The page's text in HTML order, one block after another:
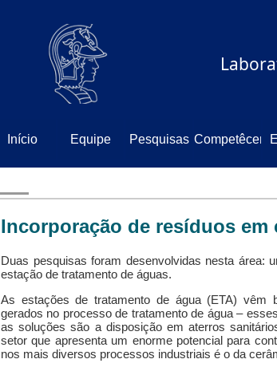
Início Equipe Pesquisas
Incorporação de resíduos em
Duas pesquisas foram desenvolvidas nesta área:
estação de tratamento de águas.
As estações de tratamento de água (ETA) vêm
gerados no processo de tratamento de água –
as soluções são a disposição em aterros
setor que apresenta um enorme potencial para
nos mais diversos processos industriais é o da